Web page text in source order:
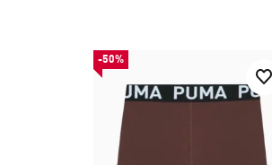
-50%